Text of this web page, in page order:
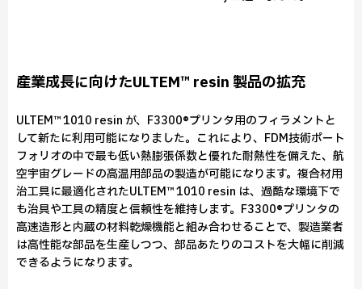
産業成長に向けたULTEM™ resin 製品の拡充
ULTEM™ 1010 resin が、F3300®プリンタ用のフィラメントと
して新たに利用可能になりました。これにより、FDM技術ポート
フォリオの中で最も低い熱膨張係数と優れた耐熱性を備えた、航
空宇宙グレードの高温用部品の製造が可能になります。複合材用
治工具に最適化されたULTEM™ 1010 resin は、過酷な環境下で
も治具や工具の精度と信頼性を維持します。F3300®プリンタの
高速造形と内蔵の材料乾燥機能と組み合わせることで、製造業者
は高性能な部品を生産しつつ、部品あたりのコストを大幅に削減
できるようになります。